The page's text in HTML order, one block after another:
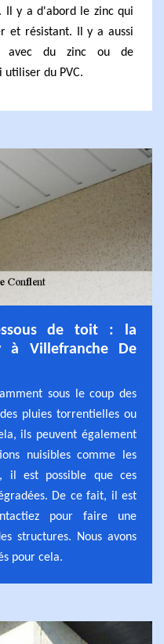
Il y a d'abord le zinc qui
et résistant. Il y a aussi
avec du zinc ou de
utiliser du PVC.
de toit : la
à Villefranche De
sous le coup des
pluies torrentielles ou
ils peuvent également
nuisibles comme les
il est possible que ces
De ce fait, il est
pour faire une
structures. Nous avons
pour cela.